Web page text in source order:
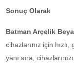
Sonuç Olarak
Batman Arçelik
cihazlarınız için
yanı sıra,